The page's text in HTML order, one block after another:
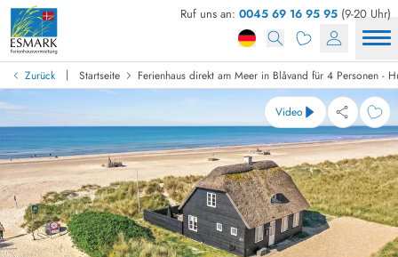
Ruf uns an: 0045 69 16 95 95 (9-20 Uhr)
Zurück | Startseite Ferienhaus direkt am Meer in Blåvand für 4 Personen -
Video